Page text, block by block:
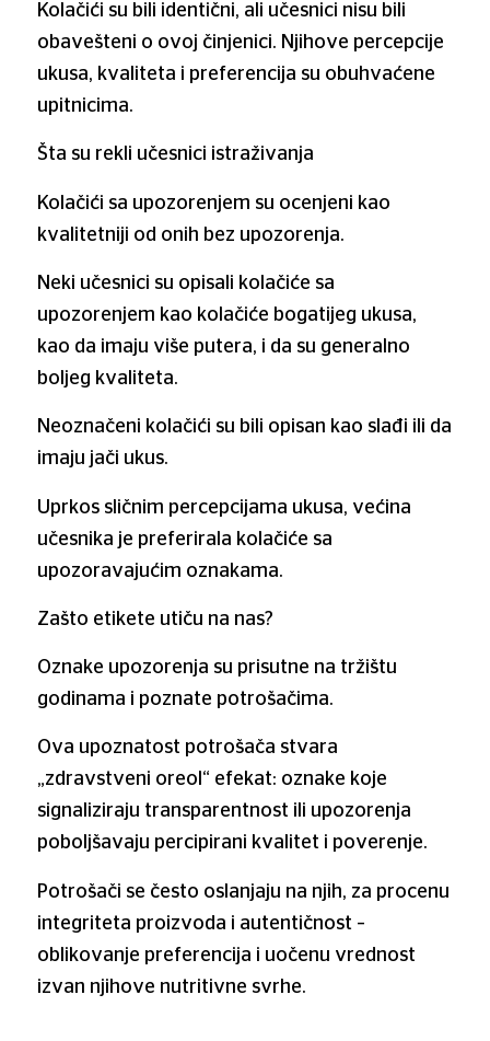
Kolačići su bili identični, ali učesnici nisu bili
obavešteni o ovoj činjenici. Njihove percepcije
ukusa, kvaliteta i preferencija su obuhvaćene
upitnicima.
Šta su rekli učesnici istraživanja
Kolačići sa upozorenjem su ocenjeni kao
kvalitetniji od onih bez upozorenja.
Neki učesnici su opisali kolačiće sa
upozorenjem kao kolačiće bogatijeg ukusa,
kao da imaju više putera, i da su generalno
boljeg kvaliteta.
Neoznačeni kolačići su bili opisan kao slađi ili da
imaju jači ukus.
Uprkos sličnim percepcijama ukusa, većina
učesnika je preferirala kolačiće sa
upozoravajućim oznakama.
Zašto etikete utiču na nas?
Oznake upozorenja su prisutne na tržištu
godinama i poznate potrošačima.
Ova upoznatost potrošača stvara
„zdravstveni oreol“ efekat: oznake koje
signaliziraju transparentnost ili upozorenja
poboljšavaju percipirani kvalitet i poverenje.
Potrošači se često oslanjaju na njih, za procenu
integriteta proizvoda i autentičnost –
oblikovanje preferencija i uočenu vrednost
izvan njihove nutritivne svrhe.